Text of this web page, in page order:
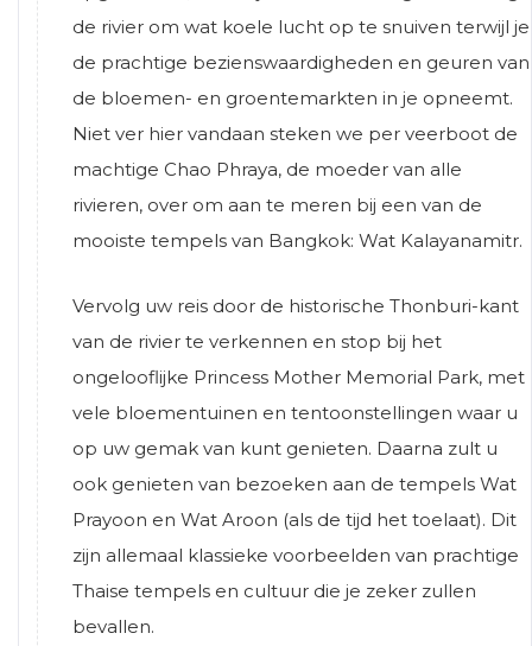
de rivier om wat koele lucht op te snuiven terwijl je
de prachtige bezienswaardigheden en geuren van
de bloemen- en groentemarkten in je opneemt.
Niet ver hier vandaan steken we per veerboot de
machtige Chao Phraya, de moeder van alle
rivieren, over om aan te meren bij een van de
mooiste tempels van Bangkok: Wat Kalayanamitr.
Vervolg uw reis door de historische Thonburi-kant
van de rivier te verkennen en stop bij het
ongelooflijke Princess Mother Memorial Park, met
vele bloementuinen en tentoonstellingen waar u
op uw gemak van kunt genieten. Daarna zult u
ook genieten van bezoeken aan de tempels Wat
Prayoon en Wat Aroon (als de tijd het toelaat). Dit
zijn allemaal klassieke voorbeelden van prachtige
Thaise tempels en cultuur die je zeker zullen
bevallen.